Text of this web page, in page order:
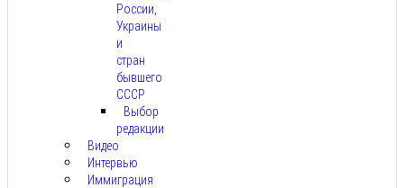
России,
Украины
и
стран
бывшего
СССР
Выбор
редакции
Видео
Интервью
Иммиграция